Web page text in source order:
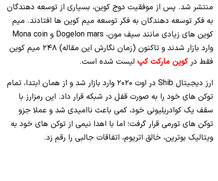
منتشر شد. پس از موفقیت دوج کوین، بسیاری از توسعه دهندگان
به فکر توسعه دهندگان به فکر توسعه میم کوین ها افتادند. میم
کوین های زیادی مانند سیف مون، Dogelon mars و Mona coin
وارد بازار شدند و تاکنون (زمان نگارش این مقاله) 248 میم کوین
فقط درکوین مارکت کپ لیست شده است.
ارز دیجیتال Shib در اوت 2020 وارد بازار شد و از همان ابتدا، تمام
توکن های خود را به صورت قفل در شبکه قرار داد. این رمزارز با
سقف یک کوادریلیونی خود، کمی باعث ناامیدی شد و عملا جزو
توکن های تورمی قرار گرفت؛ اما با اهدا نیمی از توکن های خود به
ویتالیک بوترین، خالق اتریوم، اتفاقات جالبی را رقم زد.